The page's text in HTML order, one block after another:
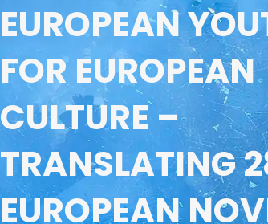
EUROPEAN
FOR EUROPEAN
CULTURE –
TRANSLATING
EUROPEAN